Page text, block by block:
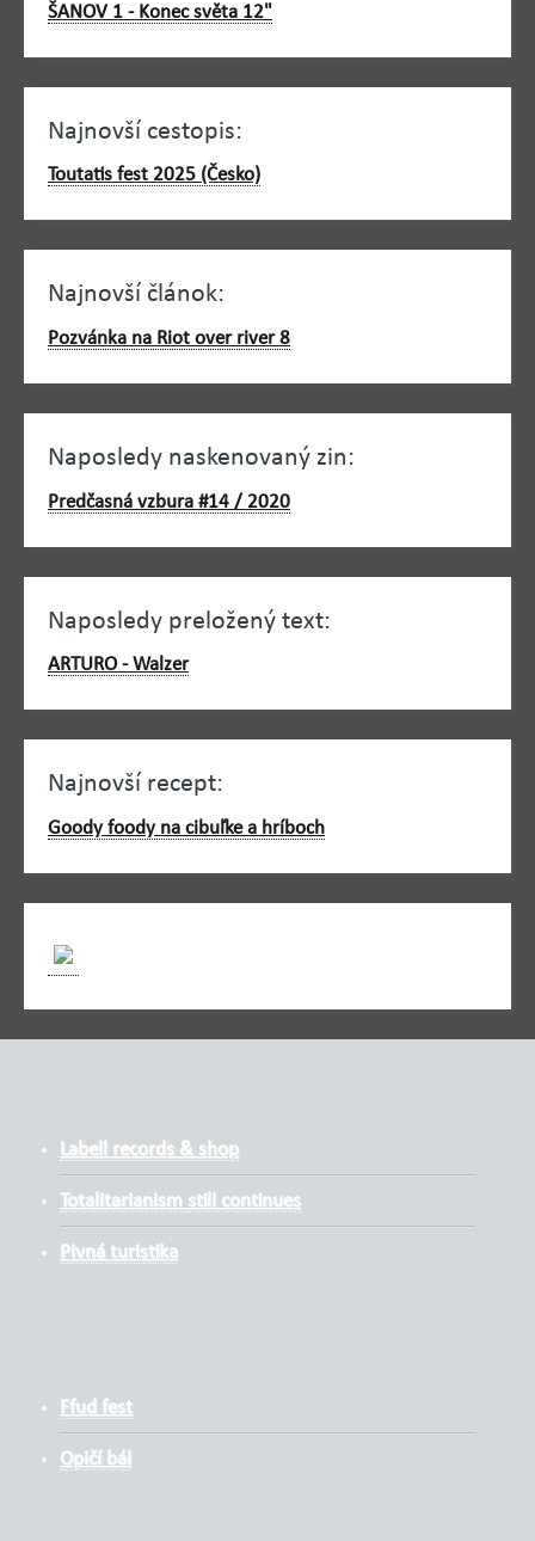
ŠANOV 1 - Konec světa 12"
Najnovší cestopis:
Toutatis fest 2025 (Česko)
Najnovší článok:
Pozvánka na Riot over river 8
Naposledy naskenovaný zin:
Predčasná vzbura #14 / 2020
Naposledy preložený text:
ARTURO - Walzer
Najnovší recept:
Goody foody na cibuľke a hríboch
Labell records & shop
Totalitarianism still continues
Pivná turistika
Ffud fest
Opičí bál